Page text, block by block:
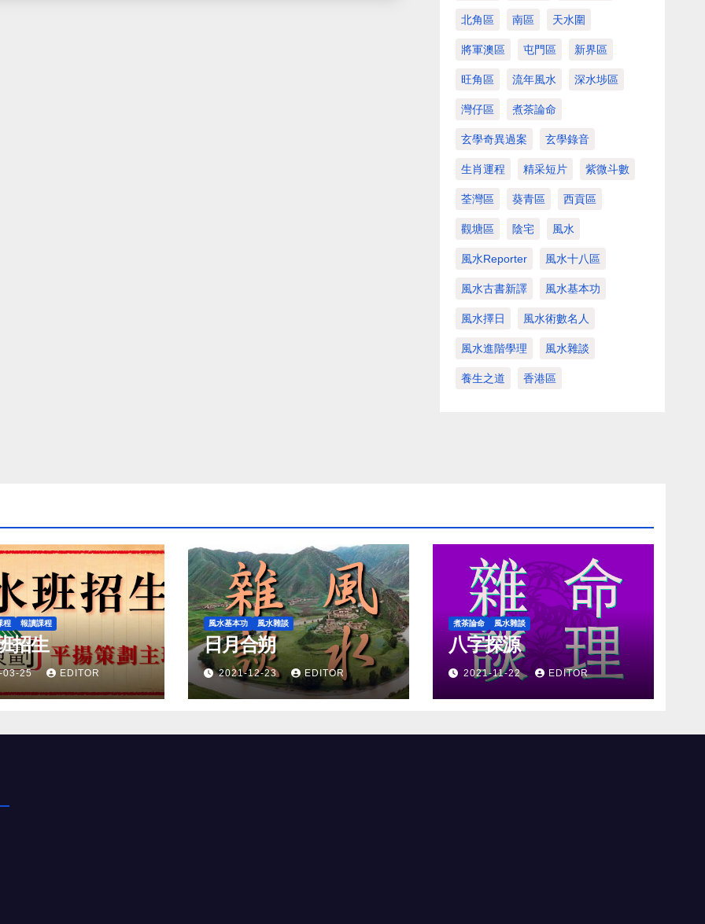
北角區 南區 天水圍
將軍澳區 屯門區 新界區
旺角區 流年風水 深水埗區
灣仔區 煮茶論命
玄學奇異過案 玄學錄音
生肖運程 精采短片 紫微斗數
荃灣區 葵青區 西貢區
觀塘區 陰宅 風水
風水Reporter 風水十八區
風水古書新譯 風水基本功
風水擇日 風水術數名人
風水進階學理 風水雜談
養生之道 香港區
程 報讀課程
招生
03-25 EDITOR
風水基本功 風水雜談
日月合朔
2021-12-23 EDITOR
煮茶論命 風水雜談
八字探源
2021-11-22 EDITOR